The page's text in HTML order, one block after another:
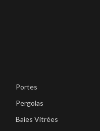
Portes
Pergolas
Baies Vitrées